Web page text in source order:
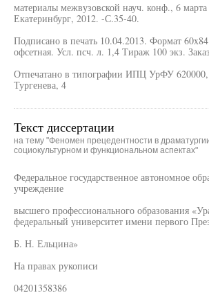
материалы межвузовской науч. конф., 6
Екатеринбург, 2012. -С.35-40.
Подписано в печать 10.04.2013. Формат
офсетная. Усл. псч. л. 1,4 Тираж 100 экз.
Отпечатано в типографии ИПЦ УрФУ 620000,
Тургенева, 4
Текст диссертации
на тему "Феномен прецедентности в
социокультурном и функциональном аспектах"
Федеральное государственное автономное
учреждение
высшего профессионального образования
федеральный университет имени первого
Б. Н. Ельцина»
На правах рукописи
04201358386